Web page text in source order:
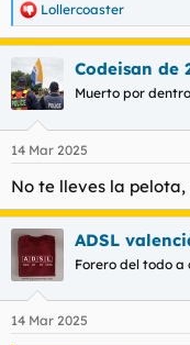
R
e
a
c
c
i
e
:
Lollercoaster
Codeisan de
Muerto por dentro
14 Mar 2025
No te lleves la
ADSL
Forero del todo a
14 Mar 2025